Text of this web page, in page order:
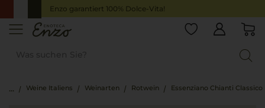
Enzo garantiert 100% Dolce-Vita!
Weine Italiens Weinarten Rotwein Essenziano Chianti Classico